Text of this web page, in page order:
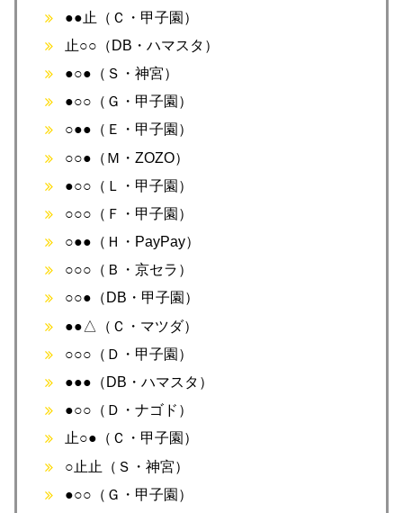
●●止（Ｃ・甲子園）
止○○（DB・ハマスタ）
●○●（Ｓ・神宮）
●○○（Ｇ・甲子園）
○●●（Ｅ・甲子園）
○○●（Ｍ・ZOZO）
●○○（Ｌ・甲子園）
○○○（Ｆ・甲子園）
○●●（Ｈ・PayPay）
○○○（Ｂ・京セラ）
○○●（DB・甲子園）
●●△（Ｃ・マツダ）
○○○（Ｄ・甲子園）
●●●（DB・ハマスタ）
●○○（Ｄ・ナゴド）
止○●（Ｃ・甲子園）
○止止（Ｓ・神宮）
●○○（Ｇ・甲子園）